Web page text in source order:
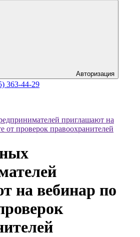
Авторизация
363-44-29
приглашают на
от проверок правоохранителей
на вебинар по